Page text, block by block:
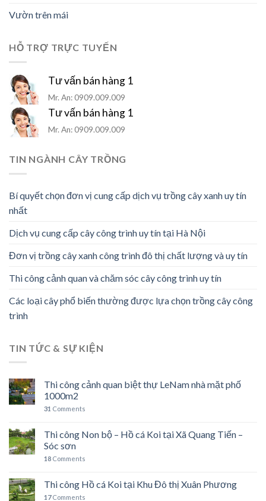
Vườn trên mái
HỖ TRỢ TRỰC TUYẾN
Tư vấn bán hàng 1
Mr. An: 0909.009.009
Tư vấn bán hàng 1
Mr. An: 0909.009.009
TIN NGÀNH CÂY TRỒNG
Bí quyết chọn đơn vị cung cấp dịch vụ trồng cây xanh uy tín
nhất
Dịch vụ cung cấp cây công trình uy tín tại Hà Nội
Đơn vị trồng cây xanh công trình đô thị chất lượng và uy tín
Thi công cảnh quan và chăm sóc cây công trình uy tín
Các loại cây phổ biến thường được lựa chọn trồng cây công
trình
TIN TỨC & SỰ KIỆN
Thi công cảnh quan biệt thự LeNam nhà mặt phố
1000m2
31 Comments
Thi công Non bộ – Hồ cá Koi tại Xã Quang Tiến –
Sóc sơn
18 Comments
Thi công Hồ cá Koi tại Khu Đô thị Xuân Phương
17Comments